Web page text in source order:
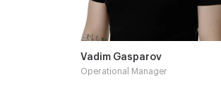
Vadim Gasparov
Operational Manager